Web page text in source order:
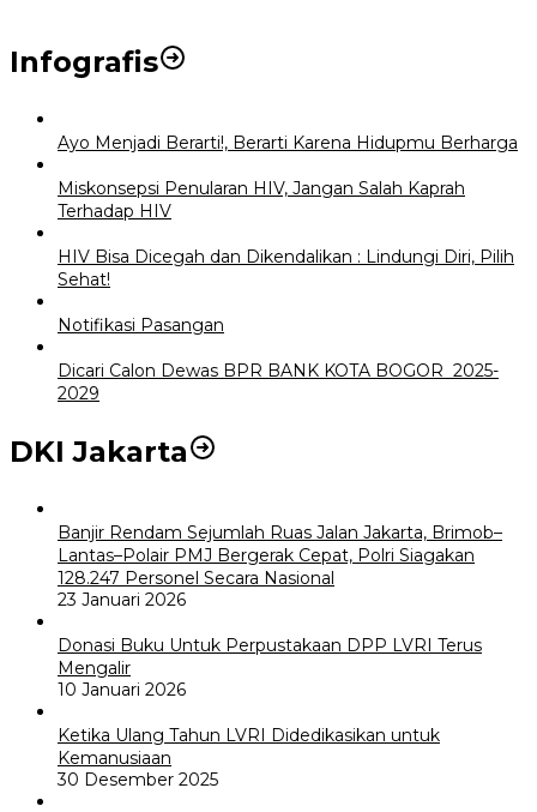
Infografis
Ayo Menjadi Berarti!, Berarti Karena Hidupmu Berharga
Miskonsepsi Penularan HIV, Jangan Salah Kaprah
Terhadap HIV
HIV Bisa Dicegah dan Dikendalikan : Lindungi Diri, Pilih
Sehat!
Notifikasi Pasangan
Dicari Calon Dewas BPR BANK KOTA BOGOR 2025-
2029
DKI Jakarta
Banjir Rendam Sejumlah Ruas Jalan Jakarta, Brimob–
Lantas–Polair PMJ Bergerak Cepat, Polri Siagakan
128.247 Personel Secara Nasional
23 Januari 2026
Donasi Buku Untuk Perpustakaan DPP LVRI Terus
Mengalir
10 Januari 2026
Ketika Ulang Tahun LVRI Didedikasikan untuk
Kemanusiaan
30 Desember 2025